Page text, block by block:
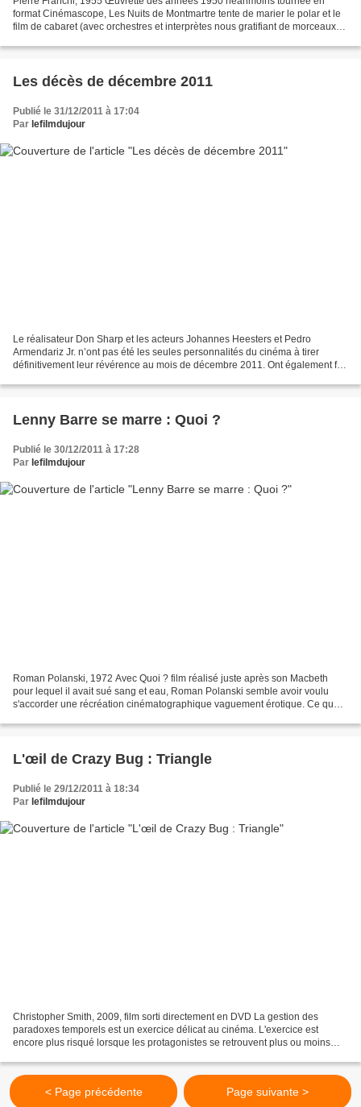
format Cinémascope, Les Nuits de Montmartre tente de marier le polar et le
film de cabaret (avec orchestres et interprètes nous gratifiant de morceaux
Les décès de décembre 2011
Publié le 31/12/2011 à 17:04
Par lefilmdujour
Le réalisateur Don Sharp et les acteurs Johannes Heesters et Pedro
Armendariz Jr. n’ont pas été les seules personnalités du cinéma à tirer
définitivement leur révérence au mois de décembre 2011. Ont également fait
Lenny Barre se marre : Quoi ?
Publié le 30/12/2011 à 17:28
Par lefilmdujour
Roman Polanski, 1972 Avec Quoi ? film réalisé juste après son Macbeth
pour lequel il avait sué sang et eau, Roman Polanski semble avoir voulu
s'accorder une récréation cinématographique vaguement érotique. Ce que
L'œil de Crazy Bug : Triangle
Publié le 29/12/2011 à 18:34
Par lefilmdujour
Christopher Smith, 2009, film sorti directement en DVD La gestion des
paradoxes temporels est un exercice délicat au cinéma. L'exercice est
encore plus risqué lorsque les protagonistes se retrouvent plus ou moins
< Page précédente Page suivante >